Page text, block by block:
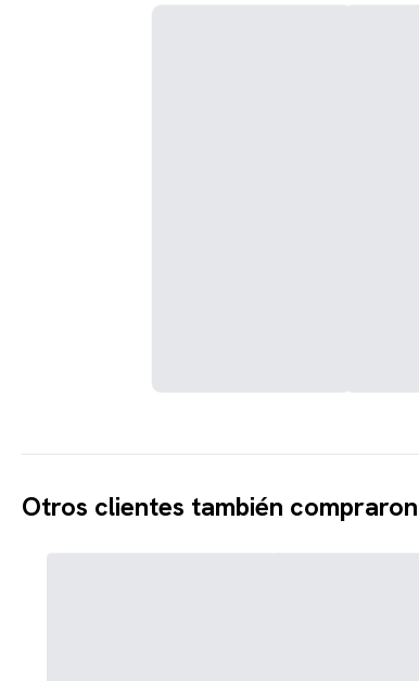
Otros clientes también compraron